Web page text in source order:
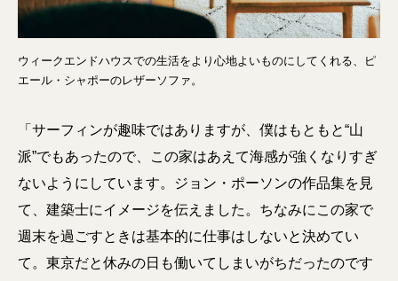
ウィークエンドハウスでの生活をより心地よいものにしてくれる、ピ
エール・シャポーのレザーソファ。
「サーフィンが趣味ではありますが、僕はもともと“山
派”でもあったので、この家はあえて海感が強くなりすぎ
ないようにしています。ジョン・ポーソンの作品集を見
て、建築士にイメージを伝えました。ちなみにこの家で
週末を過ごすときは基本的に仕事はしないと決めてい
て。東京だと休みの日も働いてしまいがちだったのです